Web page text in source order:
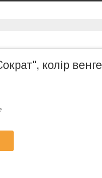
колір венге